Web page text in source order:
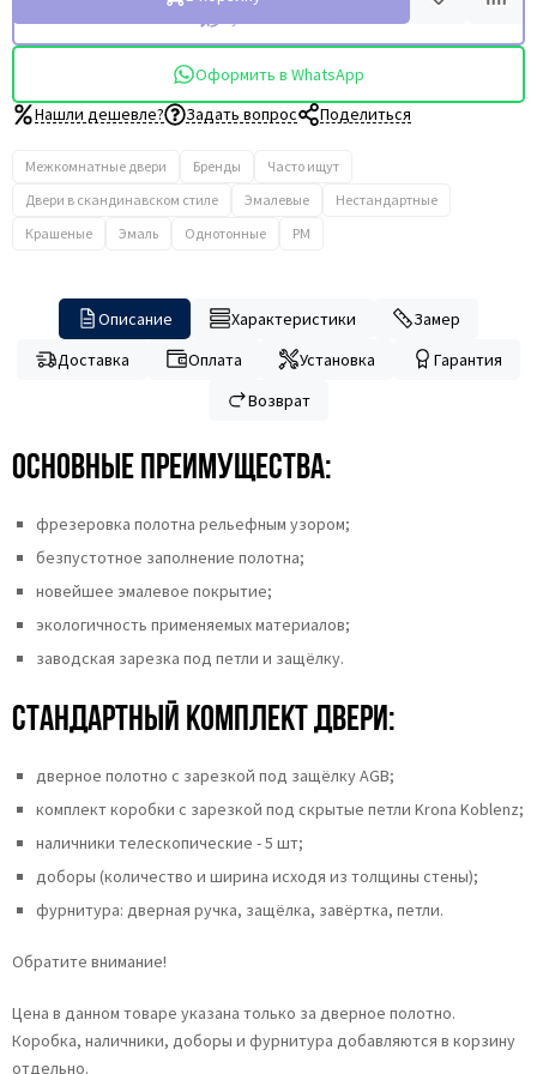
Оформить в WhatsApp
Нашли дешевле?
Задать вопрос Поделиться
Межкомнатные двери Бренды
Часто ищут
Двери в скандинавском стиле
Эмалевые
Нестандартные
Крашеные
Эмаль Однотонные PM
Описание Характеристики
Замер
Доставка
Оплата Установка
Гарантия
Возврат
Основные преимущества:
фрезеровка полотна рельефным узором;
безпустотное заполнение полотна;
новейшее эмалевое покрытие;
экологичность применяемых материалов;
заводская зарезка под петли и защёлку.
Стандартный комплект двери:
дверное полотно с зарезкой под защёлку AGB;
комплект коробки с зарезкой под скрытые петли Krona Koblenz;
наличники телескопические - 5 шт;
доборы (количество и ширина исходя из толщины стены);
фурнитура: дверная ручка, защёлка, завёртка, петли.
Обратите внимание!
Цена в данном товаре указана только за дверное полотно.
Коробка, наличники, доборы и фурнитура добавляются в корзину
отдельно.